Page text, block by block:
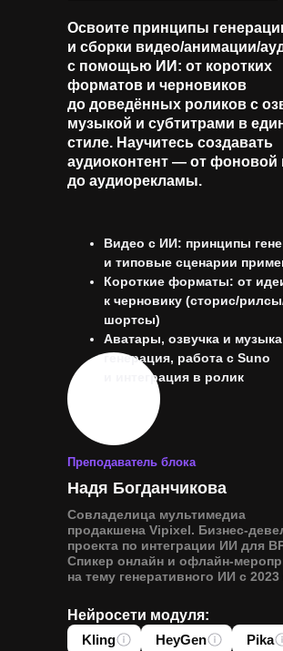
Нейросети модуля:
Kling
HeyGen
Pika
Надя Богданчикова
Совладелица мультимедиа
продакшена Vipixel. Бизнес-
проекта по интеграции ИИ для
Спикер онлайн и офлайн-
на тему генеративного ИИ с 2023
Преподаватель блока
Видео с ИИ: принципы
и типовые сценарии
Короткие форматы: от
к черновику (сторис/
шортсы)
Аватары, озвучка и
генерация, работа с Suno
и интеграция в ролик
Освоите принципы
и сборки видео/анимации/
с помощью ИИ: от коротких
форматов и черновиков
до доведённых роликов с
музыкой и субтитрами в
стиле. Научитесь создавать
аудиоконтент — от фоновой
до аудиорекламы.